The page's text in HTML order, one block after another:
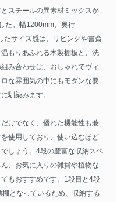
スチールの異素材ミックスが
た。幅1200mm、奥行
サイズ感は、リビングや書斎
もりあふれる木製棚板と、洗
み合わせは、おしゃれでヴィ
な雰囲気の中にもモダンな要
馴染みます。
けでなく、優れた機能性も兼
使用しており、使い込むほど
しょう。4段の豊富な収納スペ
、お気に入りの雑貨や植物な
もおすすめです。1段目と4段
となっているため、収納する